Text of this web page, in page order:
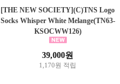
[THE NEW SOCIETY](C)TNS Logo
Socks Whisper White Melange(TN63-
KSOCWW126)
39,000원
1,170원 적립